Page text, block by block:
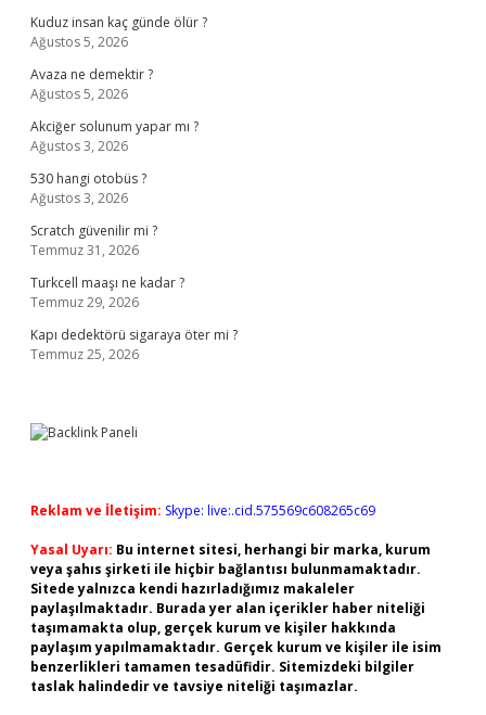
Kuduz insan kaç günde ölür ?
Ağustos 5, 2026
Avaza ne demektir ?
Ağustos 5, 2026
Akciğer solunum yapar mı ?
Ağustos 3, 2026
530 hangi otobüs ?
Ağustos 3, 2026
Scratch güvenilir mi ?
Temmuz 31, 2026
Turkcell maaşı ne kadar ?
Temmuz 29, 2026
Kapı dedektörü sigaraya öter mi ?
Temmuz 25, 2026
Reklam ve İletişim: Skype: live:.cid.575569c608265c69
Yasal Uyarı: Bu internet sitesi, herhangi bir marka, kurum
veya şahıs şirketi ile hiçbir bağlantısı bulunmamaktadır.
Sitede yalnızca kendi hazırladığımız makaleler
paylaşılmaktadır. Burada yer alan içerikler haber niteliği
taşımamakta olup, gerçek kurum ve kişiler hakkında
paylaşım yapılmamaktadır. Gerçek kurum ve kişiler ile isim
benzerlikleri tamamen tesadüfidir. Sitemizdeki bilgiler
taslak halindedir ve tavsiye niteliği taşımazlar.